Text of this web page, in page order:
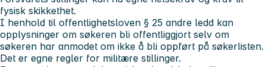
fysisk skikkethet.
I henhold til offentlighetsloven § 25 andre ledd kan
opplysninger om søkeren bli offentliggjort selv om
søkeren har anmodet om ikke å bli oppført på søkerlisten.
Det er egne regler for militære stillinger.